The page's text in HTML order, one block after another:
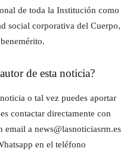
de toda la Institución como
social corporativa del Cuerpo,
de esta noticia?
o tal vez puedes aportar
contactar directamente con
email a news@lasnoticiasrm.es
en el teléfono